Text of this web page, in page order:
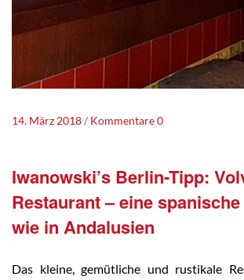
14. März 2018 Kommentare 0
Iwanowski’s Berlin-Tipp:
Restaurant – eine
wie in Andalusien
Das kleine, gemütliche und rustikale